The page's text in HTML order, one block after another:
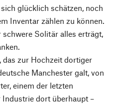
glücklich schätzen, noch
Inventar zählen zu können.
schwere Solitär alles erträgt,
zur Hochzeit dortiger
Manchester galt, von
einem der letzten
dort überhaupt –